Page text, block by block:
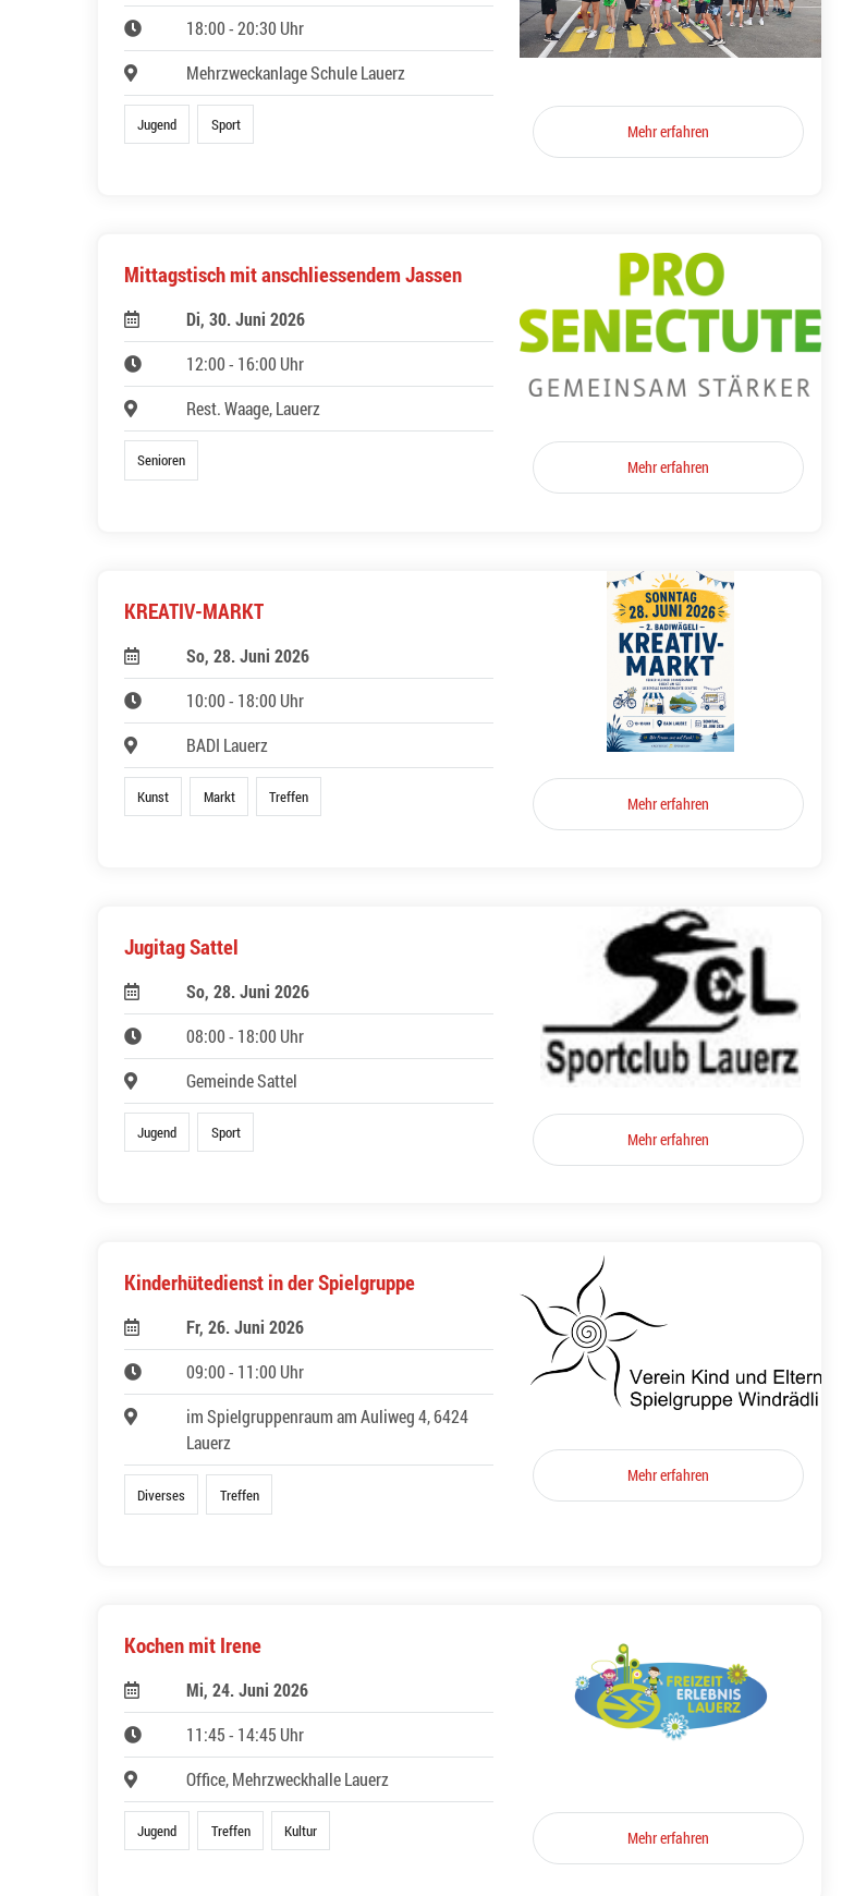
18:00 - 20:30 Uhr
Mehrzweckanlage Schule Lauerz
Jugend Sport Mehr erfahren
Mittagstisch mit anschliessendem Jassen
Di, 30. Juni 2026
12:00 - 16:00 Uhr
Rest. Waage, Lauerz
Senioren Mehr erfahren
KREATIV-MARKT
So, 28. Juni 2026
10:00 - 18:00 Uhr
BADI Lauerz
Kunst Markt Treffen Mehr erfahren
Jugitag Sattel
So, 28. Juni 2026
08:00 - 18:00 Uhr
Gemeinde Sattel
Jugend Sport Mehr erfahren
Kinderhütedienst in der Spielgruppe
Fr, 26. Juni 2026
09:00 - 11:00 Uhr
im Spielgruppenraum am Auliweg 4, 6424
Lauerz
Diverses Treffen
Mehr erfahren
Kochen mit Irene
Mi, 24. Juni 2026
11:45 - 14:45 Uhr
Office, Mehrzweckhalle Lauerz
Jugend Treffen Kultur Mehr erfahren